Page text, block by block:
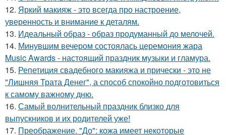
12. Яркий макияж - это всегда про настроение,
уверенность и внимание к деталям.
13. Идеальный образ - образ продуманный до мелочей.
14. Минувшим вечером состоялась церемония жара
Music Awards - настоящий праздник музыки и гламура.
15. Репетиция свадебного макияжа и прически - это не
"Лишняя Трата Денег", а способ спокойно подготовиться
к самому важному дню.
16. Самый волнительный праздник близко для
выпускников и их родителей уже!
17. Преображение. "До": кожа имеет некоторые